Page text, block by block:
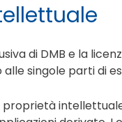
di DMB e la
singole parti di